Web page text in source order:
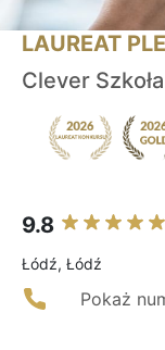
LAUREAT
Clever
9.8
Łódź, Łódź
Pokaż